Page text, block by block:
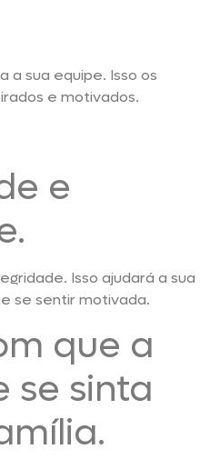
a sua equipe. Isso os
e motivados.
e
Isso ajudará a sua
se sentir motivada.
que a
se sinta